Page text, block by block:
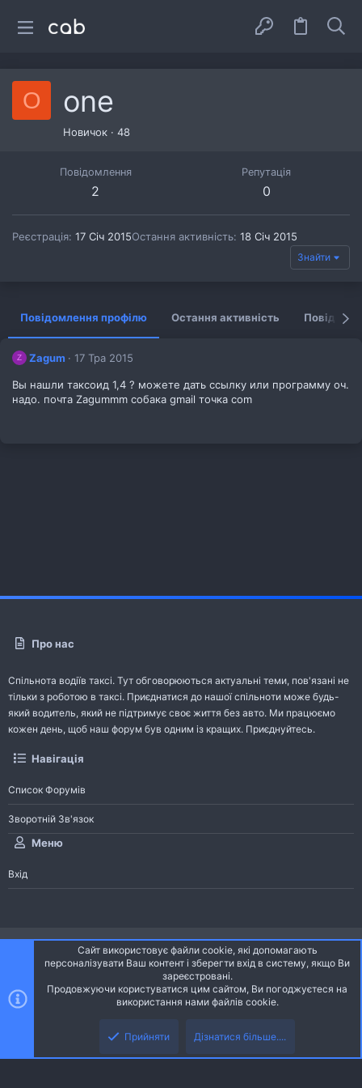
O one
Новичок · 48
Повідомлення
2
Репутація
0
Реєстрація 17 Січ 2015Остання активність 18 Січ 2015
Знайти
Повідомлення профілю Остання активність
Z Zagum 17 Тра 2015
Вы нашли таксоид 1,4 ? можете дать ссылку или программу оч.
надо. почта Zagummm собака gmail точка com
Про нас
Спільнота водіїв таксі. Тут обговорюються актуальні теми, пов'язані не
тільки з роботою в таксі. Приєднатися до нашої спільноти може будь-
який водитель, який не підтримує своє життя без авто. Ми працюємо
кожен день, щоб наш форум був одним із кращих. Приєднуйтесь.
Навігація
Список Форумів
Зворотній Зв'язок
Меню
Вхід
Ніч
Українська (UA)
S
Community platform by XenForo® © 2010-2026 XenForo Ltd.
Community platform by XenForo © 2010-2022 XenForo Ltd. | dev: Pages
Сайт використовує файли cookie, які допомагають
персоналізувати Ваш контент і зберегти вхід в систему, якщо Ви
зареєстровані.
Продовжуючи користуватися цим сайтом, Ви погоджуєтеся на
використання нами файлів cookie.
Прийняти Дізнатися більше....